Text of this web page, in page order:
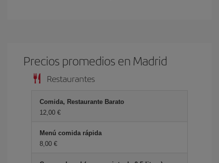
Precios promedios en Madrid
Restaurantes
Comida, Restaurante Barato
12,00 €
Menú comida rápida
8,00 €